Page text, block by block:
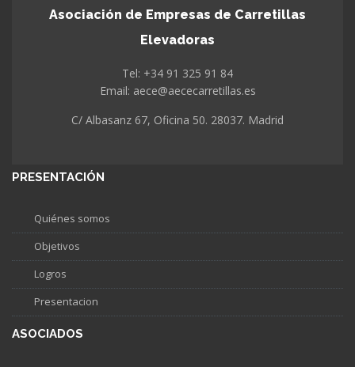
Asociación de Empresas de Carretillas
Elevadoras
Tel: +34 91 325 91 84
Email: aece@aececarretillas.es
C/ Albasanz 67, Oficina 50. 28037. Madrid
PRESENTACIÓN
Quiénes somos
Objetivos
Logros
Presentacion
ASOCIADOS